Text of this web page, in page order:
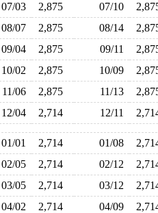
07/03 2,875 07/10
08/07 2,875 08/14
09/04 2,875 09/11
10/02 2,875 10/09
11/06 2,875 11/13
12/04 2,714 12/11
01/01 2,714 01/08
02/05 2,714 02/12
03/05 2,714 03/12
04/02 2,714 04/09